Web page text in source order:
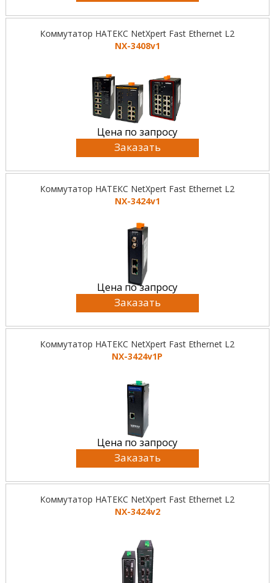
Коммутатор НАТЕКС NetXpert Fast Ethernet L2
NX-3408v1
Цена по запросу
Заказать
Коммутатор НАТЕКС NetXpert Fast Ethernet L2
NX-3424v1
Цена по запросу
Заказать
Коммутатор НАТЕКС NetXpert Fast Ethernet L2
NX-3424v1P
Цена по запросу
Заказать
Коммутатор НАТЕКС NetXpert Fast Ethernet L2
NX-3424v2